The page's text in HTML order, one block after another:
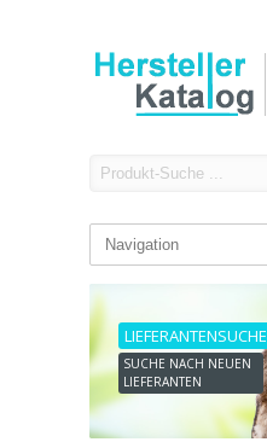
LIEFERANTENSUCHE
SUCHE NACH NEUEN
LIEFERANTEN